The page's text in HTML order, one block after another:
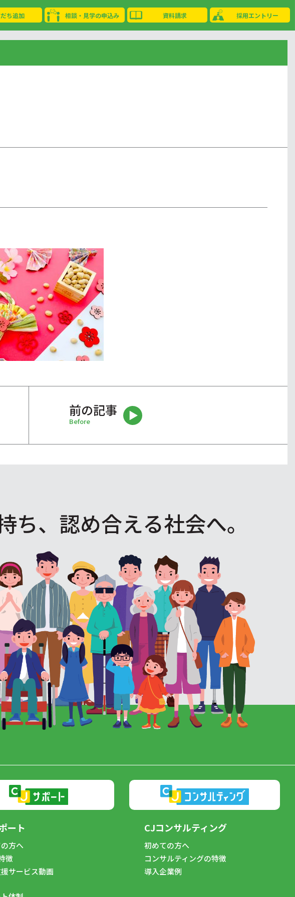
ち追加 相談・見学の申込み 資料請求 採用エントリー
前の記事
Before
ち、認め合える社会へ。
ート
方へ
徴
サービス動画
CJコンサルティング
初めての方へ
コンサルティングの特徴
導入企業例